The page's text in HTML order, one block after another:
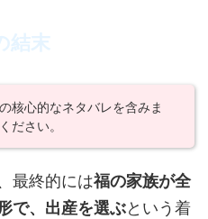
結末
核心的なネタバレを含みま
ださい。
最終的には福の家族が全
で、出産を選ぶという着